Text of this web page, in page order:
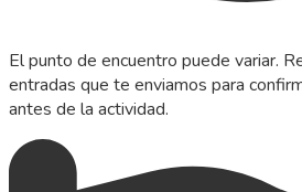
El punto de encuentro puede variar.
entradas que te enviamos para
antes de la actividad.